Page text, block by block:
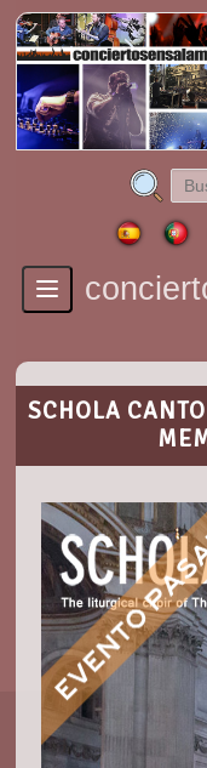
Toggle
navigation
SCHOLA